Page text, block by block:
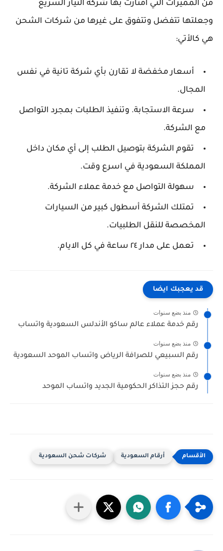
من المميزات التي امتازت بها شركة التيار السريع
وجعلتها تتفضل وتتفوق على غيرها من شركات الشحن
هي كالأتي:
أسعار مخفضة لا تقارن بأي شركة تانية في نفس
المجال.
سرعة الاستجابة. وتنفيذ الطلبات بمجرد التواصل
مع الشركة.
تقوم الشركة بتوصيل الطلب إلى أي مكان داخل
المملكة السعودية في اسرع وقت.
سهولة التواصل مع خدمة عملاء الشركة.
تمتلك الشركة أسطول كبير من السيارات
المخصصة للنقل الطلبيات.
تعمل على مدار ٢٤ ساعة في كل الايام.
قد يعجبك ايضا
منذ بضع سنوات
رقم خدمة عملاء عالم ساكو الأندلس السعودية واتساب
منذ بضع سنوات
رقم السبيعي للصرافة الرياض واتساب الموحد السعودية
منذ بضع سنوات
رقم حجز التذاكر الحكومية الجديد واتساب الموحد
أرقام السعودية شركات شحن السعودية